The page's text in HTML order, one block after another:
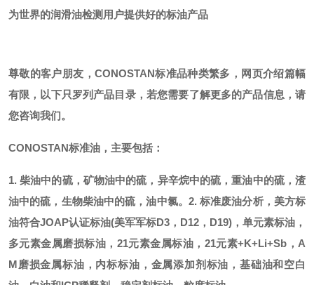
为世界的润滑油检测用户提供好的标油产品
尊敬的客户朋友， CONOSTAN标准品种类繁多，网页介绍篇幅
有限，以下只罗列产品目录，若您需要了解更多的产品信息，请
您咨询我们。
CONOSTAN标准油，主要包括：
1. 柴油中的硫，矿物油中的硫，异辛烷中的硫，重油中的硫，渣
油中的硫，生物柴油中的硫，油中氯。 2. 标准废油分析，美方标
油符合JOAP认证标油(美军军标D3，D12，D19)，单元素标油，
多元素金属磨损标油，21元素金属标油，21元素+K+Li+Sb，A
M磨损金属标油，内标标油，金属添加剂标油，基础油和空白